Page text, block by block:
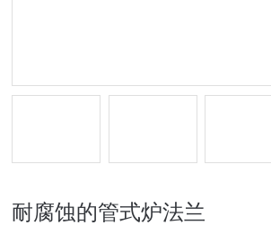
耐腐蚀的管式炉法兰